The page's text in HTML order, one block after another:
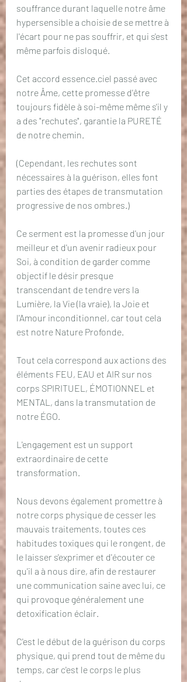
souffrance durant laquelle notre âme
hypersensible a choisie de se mettre à
l'écart pour ne pas souffrir, et qui s'est
même parfois disloqué.
Cet accord essence.ciel passé avec
notre Âme, cette promesse d'être
toujours fidèle à soi-même même s'il y
a des "rechutes", garantie la PURETÉ
de notre chemin.
(Cependant, les rechutes sont
nécessaires à la guérison, elles font
parties des étapes de transmutation
progressive de nos ombres.)
Ce serment est la promesse d'un jour
meilleur et d'un avenir radieux pour
Soi, à condition de garder comme
objectif le désir presque
transcendant de tendre vers la
Lumière, la Vie (la vraie), la Joie et
l'Amour inconditionnel, car tout cela
est notre Nature Profonde.
Tout cela correspond aux actions des
éléments FEU, EAU et AIR sur nos
corps SPIRITUEL, ÉMOTIONNEL et
MENTAL, dans la transmutation de
notre ÉGO.
L'engagement est un support
extraordinaire de cette
transformation.
Nous devons également promettre à
notre corps physique de cesser les
mauvais traitements, toutes ces
habitudes toxiques qui le rongent, de
le laisser s'exprimer et d'écouter ce
qu'il a à nous dire, afin de restaurer
une communication saine avec lui, ce
qui provoque généralement une
detoxification éclair.
C'est le début de la guérison du corps
physique, qui prend tout de même du
temps, car c'est le corps le plus